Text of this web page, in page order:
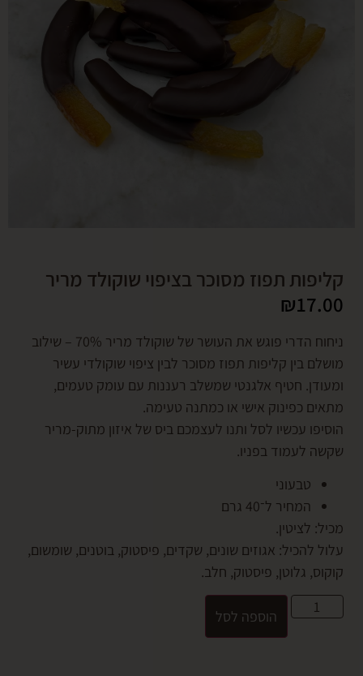
תפוז מסוכר בציפוי שוקולד מריר
₪
ניחוח הדרי פוגש את העושר של שוקולד מריר 70% – שילוב
בין קליפות תפוז מסוכר לבין ציפוי שוקולדי עשיר
חטיף אלגנטי שמשלב רעננות עם עומק טעמים,
כפינוק אישי או כמתנה טעימה.
עכשיו לסל ותנו לעצמכם ביס של איזון מתוק-מריר
בפניו.
טבעוני
המחיר ל־40 גרם
אגוזים שונים, שקדים, פיסטוק, בוטנים, שומשום,
גלוטן, פיסטוק, חלב.
הוספה לסל